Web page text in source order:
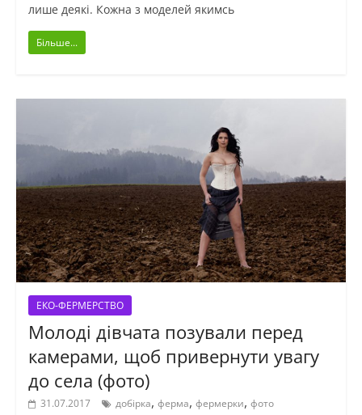
лише деякі. Кожна з моделей якимсь
Більше...
ЕКО-ФЕРМЕРСТВО
Молоді дівчата позували перед
камерами, щоб привернути увагу
до села (фото)
31.07.2017 добірка, ферма, фермерки, фото